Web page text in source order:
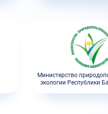
Министерство
экологии Республики